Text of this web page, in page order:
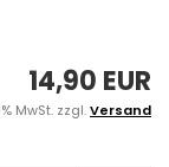
14,90 EUR
MwSt. zzgl.Versand